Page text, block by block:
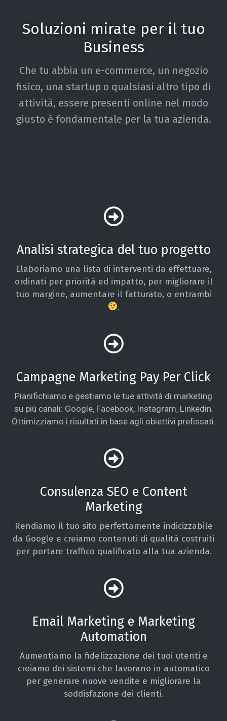
Soluzioni mirate per il tuo
Business
Che tu abbia un e-commerce, un negozio
fisico, una startup o qualsiasi altro tipo di
attività, essere presenti online nel modo
giusto è fondamentale per la tua azienda.
Analisi strategica del tuo progetto
Elaboriamo una lista di interventi da effettuare,
ordinati per priorità ed impatto, per migliorare il
tuo margine, aumentare il fatturato, o entrambi
.
Campagne Marketing Pay Per Click
Pianifichiamo e gestiamo le tue attività di marketing
su più canali: Google, Facebook, Instagram, Linkedin.
Ottimizziamo i risultati in base agli obiettivi prefissati.
Consulenza SEO e Content
Marketing
Rendiamo il tuo sito perfettamente indicizzabile
da Google e creiamo contenuti di qualità costruiti
per portare traffico qualificato alla tua azienda.
Email Marketing e Marketing
Automation
Aumentiamo la fidelizzazione dei tuoi utenti e
creiamo dei sistemi che lavorano in automatico
per generare nuove vendite e migliorare la
soddisfazione dei clienti.